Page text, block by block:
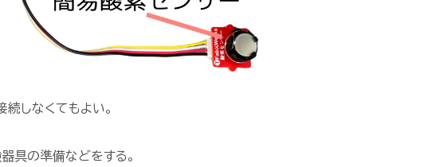
続しなくてもよい。
具の準備などをする。